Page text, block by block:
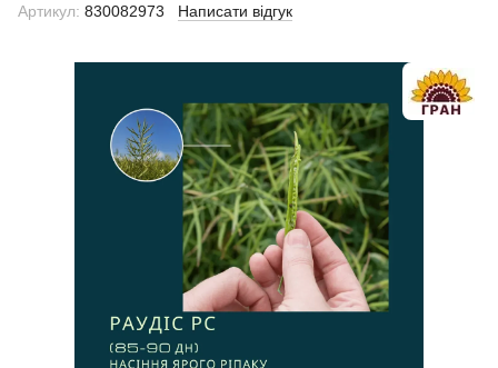
Артикул: 830082973 Написати відгук